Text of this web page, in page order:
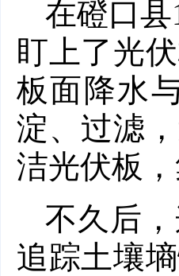
在磴口
盯上了光
板面降水
淀、过滤
洁光伏板
不久后
追踪土壤